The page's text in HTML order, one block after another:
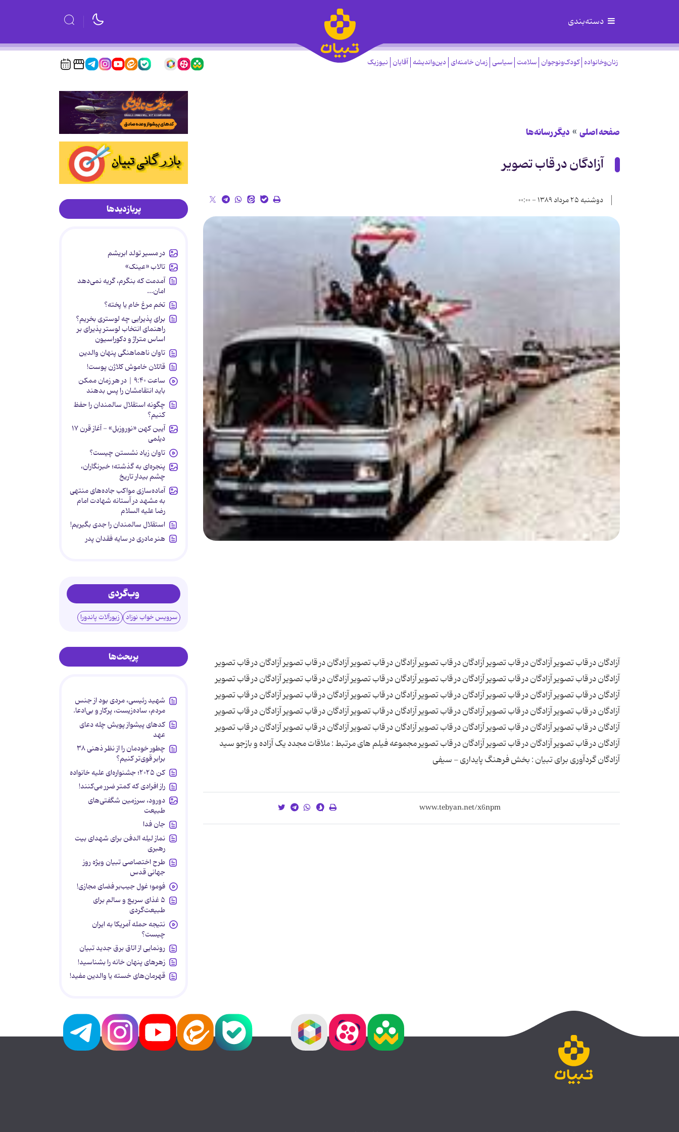
دسته‌بندی
زنان‌وخانواده کودک‌ونوجوان سلامت سیاسی زمان خامنه‌ای دین‌واندیشه آقایان نیوزیک
صفحه اصلی دیگر رسانه‌ها
آزادگان در قاب تصویر
دوشنبه ۲۵ مرداد ۱۳۸۹ - ۰۰:۰۰
آزادگان در قاب تصویر آزادگان در قاب تصویر آزادگان در قاب تصویر آزادگان در قاب تصویر آزادگان در قاب تصویر آزادگان در قاب تصویر
آزادگان در قاب تصویر آزادگان در قاب تصویر آزادگان در قاب تصویر آزادگان در قاب تصویر آزادگان در قاب تصویر آزادگان در قاب تصویر
آزادگان در قاب تصویر آزادگان در قاب تصویر آزادگان در قاب تصویر آزادگان در قاب تصویر آزادگان در قاب تصویر آزادگان در قاب تصویر
آزادگان در قاب تصویر آزادگان در قاب تصویر آزادگان در قاب تصویر آزادگان در قاب تصویر آزادگان در قاب تصویر آزادگان در قاب تصویر
آزادگان در قاب تصویر آزادگان در قاب تصویر آزادگان در قاب تصویر آزادگان در قاب تصویر آزادگان در قاب تصویر آزادگان در قاب تصویر
آزادگان در قاب تصویر آزادگان در قاب تصویر آزادگان در قاب تصویر مجموعه فیلم های مرتبط : ملاقات مجدد یک آزاده و بازجو سید
آزادگان گردآوری برای تبیان : بخش فرهنگ پایداری - سیفی
پربازدیدها
در مسیر تولد ابریشم
تالاب «عینک»
آمدمت که بنگرم، گریه نمی‌دهد
امان...
تخم مرغ خام یا پخته؟
برای پذیرایی چه لوستری بخریم؟
راهنمای انتخاب لوستر پذیرای بر
اساس متراژ و دکوراسیون
تاوان ناهماهنگی پنهان والدین
قاتلان خاموش کلاژن پوست!
ساعت ۹:۴۰ | در هر زمان ممکن
باید انتقامشان را پس بدهند
چگونه استقلال سالمندان را حفظ
کنیم؟
آیین کهن «نوروزبل» - آغاز قرن ۱۷
دیلمی
تاوان زیاد نشستن چیست؟
پنجره‌ای به گذشته؛ خبرنگاران،
چشم بیدار تاریخ
آماده‌سازی مواکب جاده‌های منتهی
به مشهد در آستانه شهادت امام
رضا علیه السلام
استقلال سالمندان را جدی بگیریم!
هنر مادری در سایه‌ فقدان پدر
وب‌گردی
سرویس خواب نوزاد زیورآلات پاندورا
پربحث‌ها
شهید رئیسی، مردی بود از جنس
مردم، ساده‌زیست، پرکار و بی‌ادعا.
کدهای پیشواز پویش چله دعای
عهد
چطور خودمان را از نظر ذهنی ۳۸
برابر قوی‌تر کنیم؟
کن ۲۰۲۵؛ جشنواره‌ای علیه خانواده
راز افرادی که کمتر ضرر می‌کنند!
دورود، سرزمین شگفتی‌های
طبیعت
جان فدا
نماز لیله الدفن برای شهدای بیت
رهبری
طرح اختصاصی تبیان ویژه روز
جهانی قدس
فومو؛ غول جیب‌بر فضای مجازی!
۵ غذای سریع و سالم برای
طبیعت‌گردی
نتیجه حمله آمریکا به ایران
چیست؟
رونمایی از اتاق برق جدید تبیان
زهرهای پنهان خانه را بشناسید!
قهرمان‌های خسته یا والدین مفید!